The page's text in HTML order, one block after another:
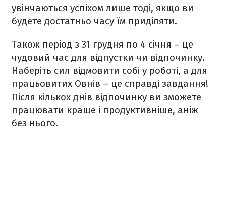
увінчаються успіхом лише тоді, якщо ви
будете достатньо часу їм приділяти.
Також період з 31 грудня по 4 січня – це
чудовий час для відпустки чи відпочинку.
Наберіть сил відмовити собі у роботі, а для
працьовитих Овнів – це справді завдання!
Після кількох днів відпочинку ви зможете
працювати краще і продуктивніше, аніж
без нього.